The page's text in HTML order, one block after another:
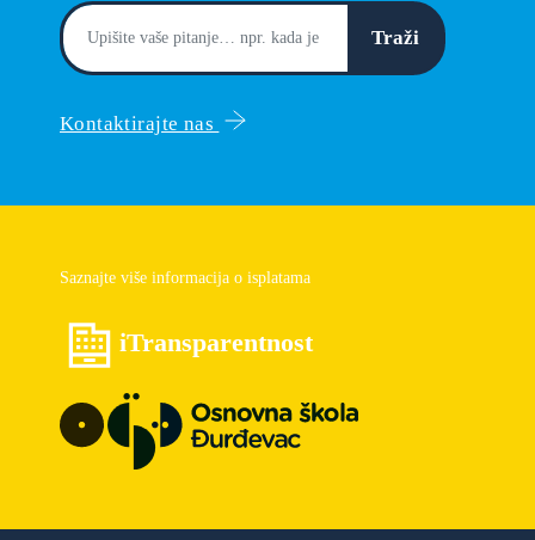
Traži
Kontaktirajte nas
Saznajte više informacija o isplatama
iTransparentnost